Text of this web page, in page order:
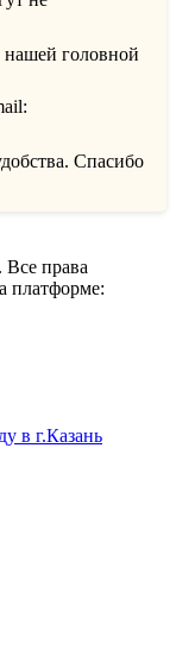
нашей головной
Спасибо
. Все права
платформе:
в г.Казань